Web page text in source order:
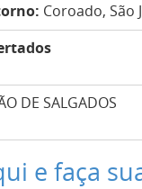
Coroado, São
DE SALGADOS
e faça